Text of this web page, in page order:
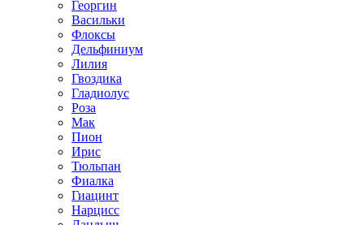
Георгин
Васильки
Флоксы
Дельфиниум
Лилия
Гвоздика
Гладиолус
Роза
Мак
Пион
Ирис
Тюльпан
Фиалка
Гиацинт
Нарцисс